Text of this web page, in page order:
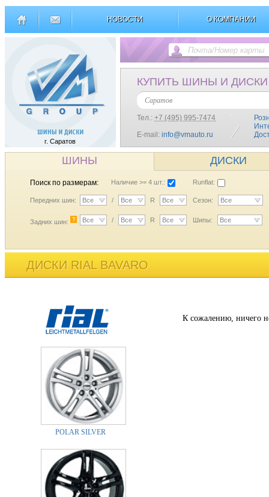
НОВОСТИ О КОМПАНИИ
г. Саратов
КУПИТЬ ШИНЫ И ДИСКИ
Саратов
Тел.: +7 (495) 995-7474
E-mail: info@vmauto.ru
ШИНЫ ДИСКИ
Поиск по размерам: Наличие >= 4 шт.: Runflat:
Передних шин: Все / Все R Все Сезон: Все
Задних шин: ? Все / Все R Все Шипы: Все
ДИСКИ RIAL BAVARO
POLAR SILVER
К сожалению, ничего